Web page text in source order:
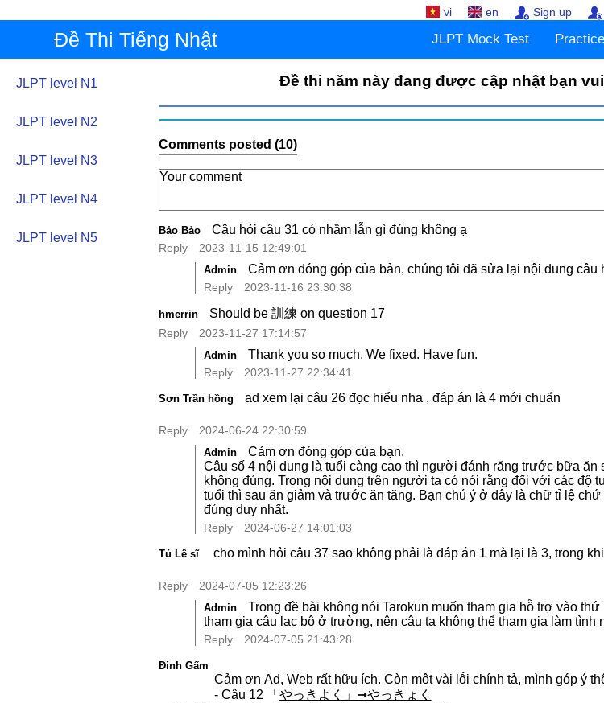
vi en Sign up
Đề Thi Tiếng Nhật JLPT Mock Test
JLPT level N1
JLPT level N2
JLPT level N3
JLPT level N4
JLPT level N5
Đề thi năm này đang được cập nhật bạn
Comments posted (10)
Bảo Bảo Câu hỏi câu 31 có nhầm lẫn gì đúng không ạ
Reply 2023-11-15 12:49:01
Admin Cảm ơn đóng góp của bản, chúng tôi đã sửa lại nội dung câu
Reply 2023-11-16 23:30:38
hmerrin Should be 訓練 on question 17
Reply 2023-11-27 17:14:57
Admin Thank you so much. We fixed. Have fun.
Reply 2023-11-27 22:34:41
Sơn Trần hồng ad xem lại câu 26 đọc hiểu nha , đáp án là 4 mới chuẩn
Reply 2024-06-24 22:30:59
Admin
Cảm ơn đóng góp của bạn.
Câu số 4 nội dung là tuổi càng cao thì người đánh răng trước bữa
không đúng. Trong nội dung trên người ta có nói rằng đối với các độ
tuổi thì sau ăn giảm và trước ăn tăng. Bạn chú ý ở đây là chữ tỉ lệ
đúng duy nhất.
Reply 2024-06-27 14:01:03
Tú Lê sĩ cho mình hỏi câu 37 sao không phải là đáp án 1 mà lại là 3, trong
Reply 2024-07-05 12:23:26
Admin
Trong đề bài không nói Tarokun muốn tham gia hỗ trợ vào
tham gia câu lạc bộ ở trường, nên câu ta không thể tham gia làm tình
Reply 2024-07-05 21:43:28
Đinh Gấm
Cảm ơn Ad, Web rất hữu ích. Còn một vài lỗi chính tả, mình góp ý
- Câu 12 「 やっきよく」➞やっきょく